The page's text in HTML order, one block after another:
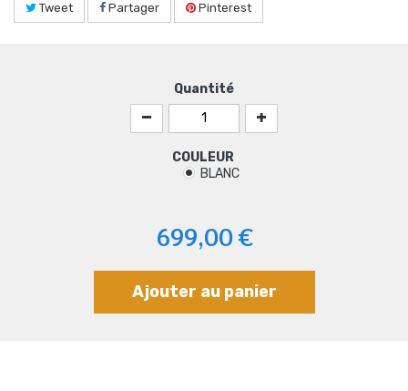
Tweet Partager Pinterest
Quantité
COULEUR
BLANC
699,00 €
Ajouter au panier